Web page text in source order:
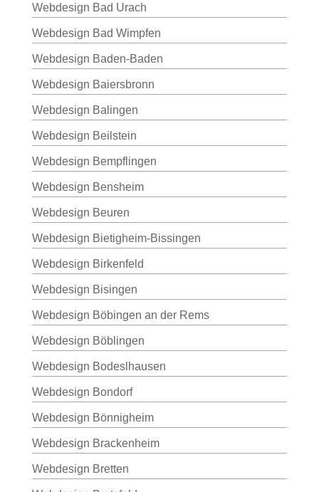
Webdesign Bad Urach
Webdesign Bad Wimpfen
Webdesign Baden-Baden
Webdesign Baiersbronn
Webdesign Balingen
Webdesign Beilstein
Webdesign Bempflingen
Webdesign Bensheim
Webdesign Beuren
Webdesign Bietigheim-Bissingen
Webdesign Birkenfeld
Webdesign Bisingen
Webdesign Böbingen an der Rems
Webdesign Böblingen
Webdesign Bodeslhausen
Webdesign Bondorf
Webdesign Bönnigheim
Webdesign Brackenheim
Webdesign Bretten